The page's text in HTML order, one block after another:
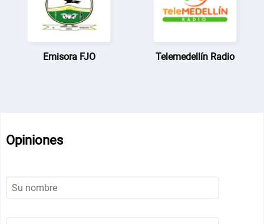
Emisora FJO Telemedellín Radio
Opiniones